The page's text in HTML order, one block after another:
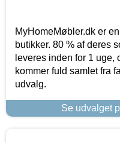
MyHomeMøbler.dk er
butikker. 80 % af deres
leveres inden for 1 uge,
kommer fuld samlet fra
udvalg.
Se udvalget